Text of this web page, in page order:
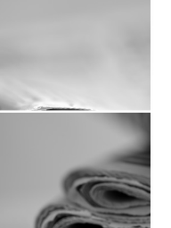
Αφιέρωμα
ΓΑΣΤΡΟΝΟΜΟΣ